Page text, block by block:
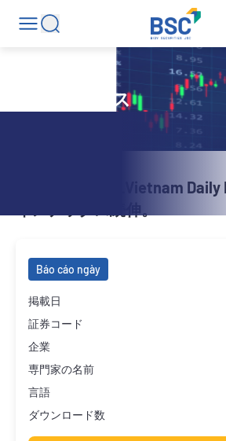
日刊ニュース
20260701_BSC_Vietnam
インデックス続伸。
Báo cáo ngày
掲載日
証券コード
企業
専門家の名前
言語
ダウンロード数